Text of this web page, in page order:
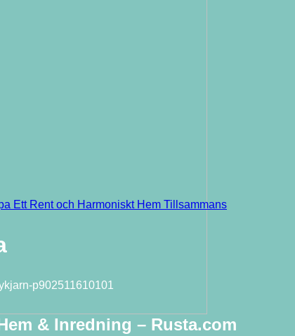
Ett Rent och Harmoniskt Hem Tillsammans
p902511610101
& Inredning – Rusta.com